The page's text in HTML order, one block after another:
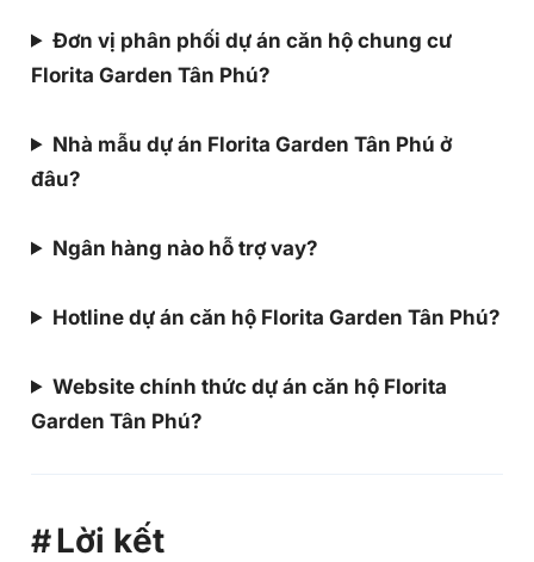
Đơn vị phân phối dự án căn hộ chung cư
Florita Garden Tân Phú?
Nhà mẫu dự án Florita Garden Tân Phú ở
đâu?
Ngân hàng nào hỗ trợ vay?
Hotline dự án căn hộ Florita Garden Tân Phú?
Website chính thức dự án căn hộ Florita
Garden Tân Phú?
Lời kết